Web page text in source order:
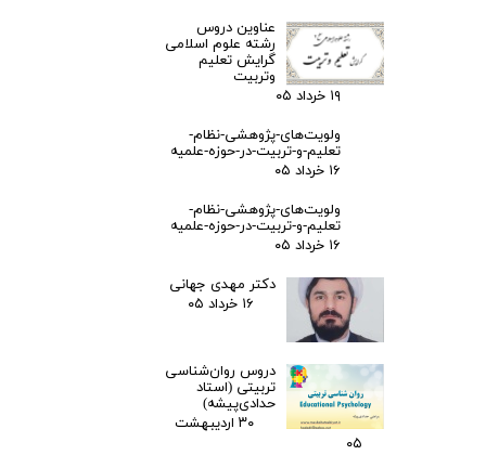
عناوین دروس
رشته علوم اسلامی
گرایش تعلیم
وتربیت
۱۹ خرداد ۰۵
ولویت‌های-پژوهشی-نظام-
تعلیم-و-تربیت-در-حوزه-علمیه
۱۶ خرداد ۰۵
ولویت‌های-پژوهشی-نظام-
تعلیم-و-تربیت-در-حوزه-علمیه
۱۶ خرداد ۰۵
دکتر مهدی جهانی
۱۶ خرداد ۰۵
دروس روان‌شناسی
تربیتی (استاد
حدادی‌پیشه)
۳۰ اردیبهشت
۰۵